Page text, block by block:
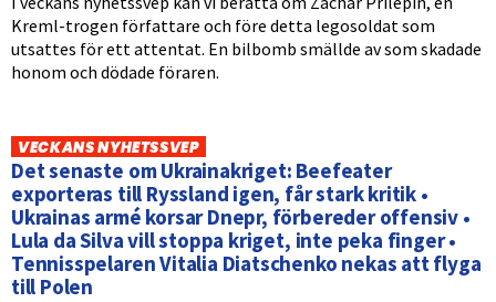
Kreml-trogen författare och före detta legosoldat som
utsattes för ett attentat. En bilbomb smällde av som skadade
honom och dödade föraren.
VECKANS NYHETSSVEP
Det senaste om Ukrainakriget: Beefeater
exporteras till Ryssland igen, får stark kritik •
Ukrainas armé korsar Dnepr, förbereder offensiv •
Lula da Silva vill stoppa kriget, inte peka finger •
Tennisspelaren Vitalia Diatschenko nekas att flyga
till Polen